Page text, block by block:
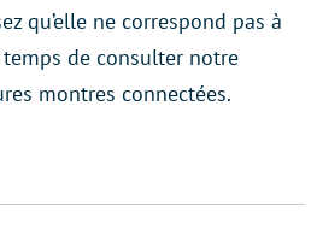
qu’elle ne correspond pas à
de consulter notre
montres connectées.